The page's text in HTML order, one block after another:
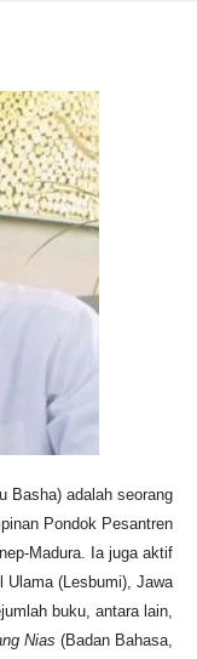
Basha) adalah seorang
Pondok Pesantren
Madura. Ia juga aktif
Ulama (Lesbumi), Jawa
buku, antara lain,
Nias (Badan Bahasa,